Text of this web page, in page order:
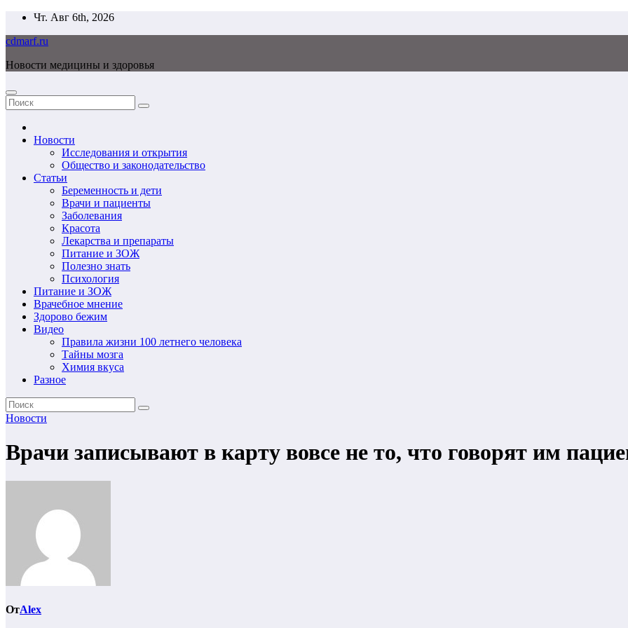
Перейти
содержимому
Чт. Авг 6th, 2026
cdmarf.ru
Новости медицины и здоровья
Новости
Исследования и открытия
Общество и законодательство
Статьи
Беременность и дети
Врачи и пациенты
Заболевания
Красота
Лекарства и препараты
Питание и ЗОЖ
Полезно знать
Психология
Питание и ЗОЖ
Врачебное мнение
Здорово бежим
Видео
Правила жизни 100 летнего человека
Тайны мозга
Химия вкуса
Разное
Новости
Врачи записывают в карту вовсе не то, что говорят им
ОтAlex